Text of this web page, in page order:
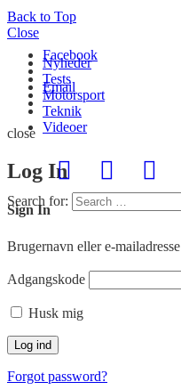
Back to Top
Close
Nyheder
Tests
Motorsport
Teknik
Videoer
Search for:
Facebook
Email
close
Log In
Sign In
Brugernavn eller e-mailadresse
Adgangskode
Husk mig
Forgot password?